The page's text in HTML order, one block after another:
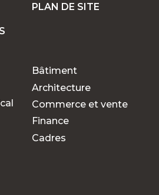
TEMPORAIRES :
OK JOB POUR VOS
?
pour
PLAN DE SITE
Bâtiment
Architecture
Commerce et vente
Finance
Cadres